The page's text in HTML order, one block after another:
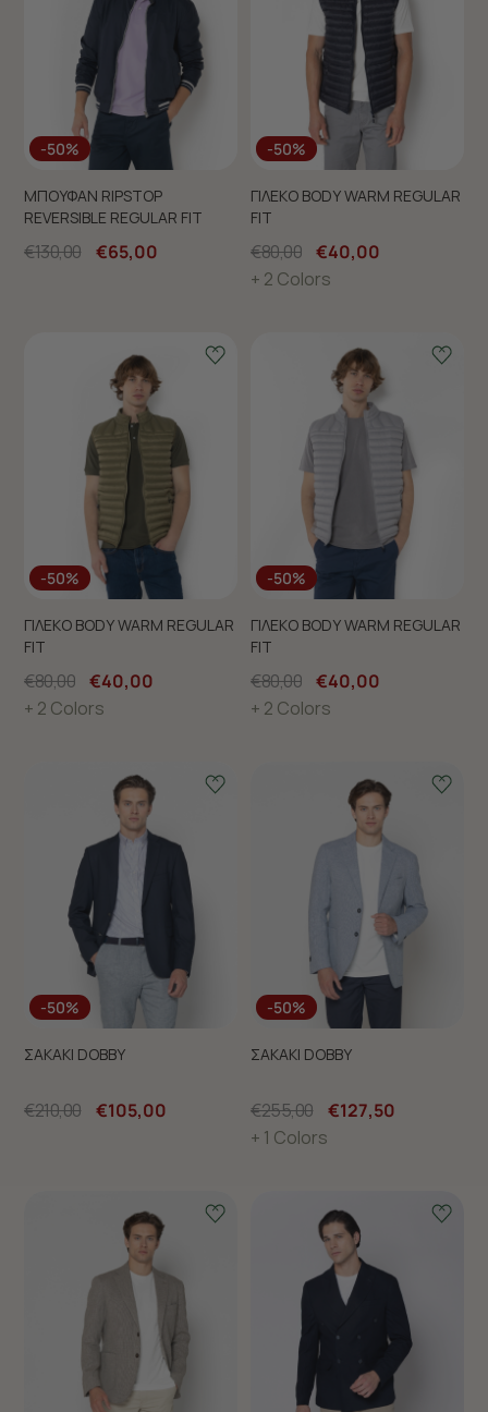
-50%
ΜΠΟΥΦΑΝ RIPSTOP
REVERSIBLE REGULAR FIT
€130,00 €65,00
-50%
ΓΙΛΕΚΟ BODY WARM REGULAR
FIT
€80,00 €40,00
+ 2 Colors
-50%
ΓΙΛΕΚΟ BODY WARM REGULAR
FIT
€80,00 €40,00
+ 2 Colors
-50%
ΓΙΛΕΚΟ BODY WARM REGULAR
FIT
€80,00 €40,00
+ 2 Colors
-50%
ΣΑΚΑΚΙ DOBBY
€210,00 €105,00
-50%
ΣΑΚΑΚΙ DOBBY
€255,00
€127,50
+ 1 Colors